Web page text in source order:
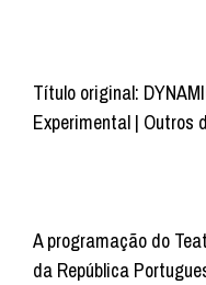
Título original:
Experimental | Outros
A programação do
da República